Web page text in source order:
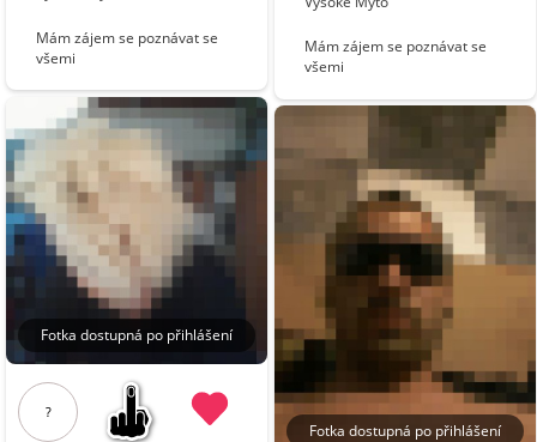
Mám zájem se poznávat se
všemi
Fotka dostupná po přihlášení
?
Mám zájem se poznávat se
všemi
Fotka dostupná po přihlášení